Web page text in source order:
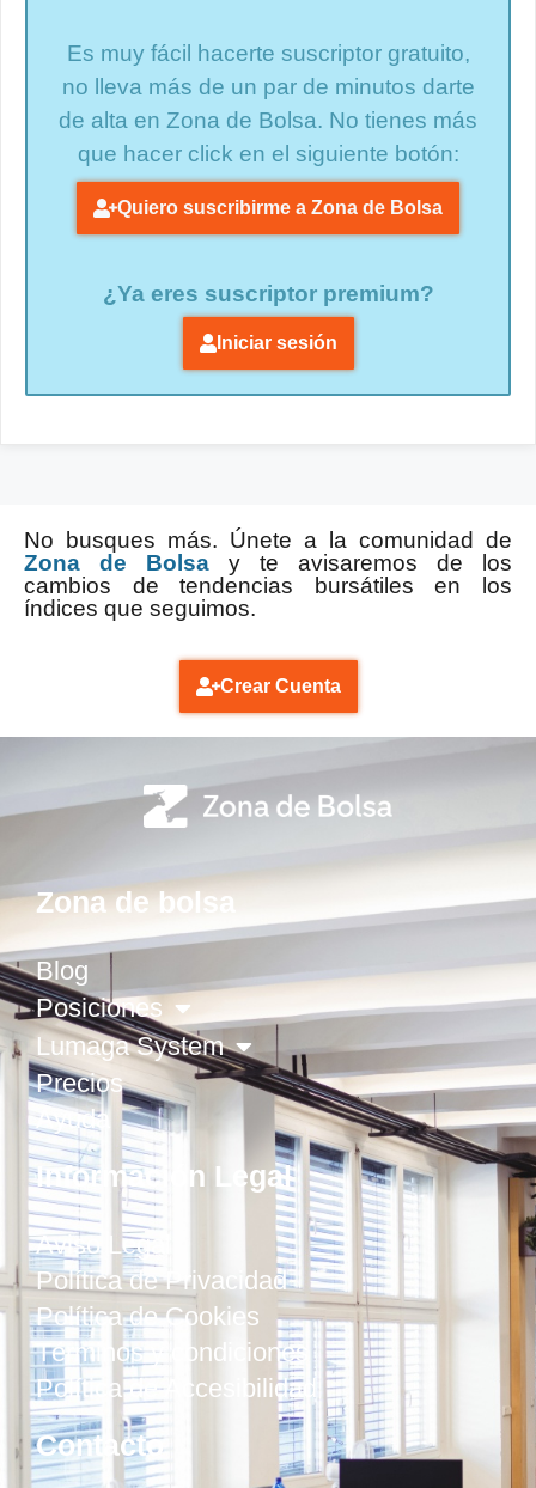
Es muy fácil hacerte suscriptor gratuito,
no lleva más de un par de minutos darte
de alta en Zona de Bolsa. No tienes más
que hacer click en el siguiente botón:
Quiero suscribirme a Zona de Bolsa
¿Ya eres suscriptor premium?
Iniciar sesión
No busques más. Únete a la comunidad de
Zona de Bolsa y te avisaremos de los
cambios de tendencias bursátiles en los
índices que seguimos.
Crear Cuenta
Zona de bolsa
Blog
Posiciones
Lumaga System
Precios
Ayuda
Información Legal
Aviso Legal
Política de Privacidad
Política de Cookies
Términos y condiciones
Política de Accesibilidad
Contacto